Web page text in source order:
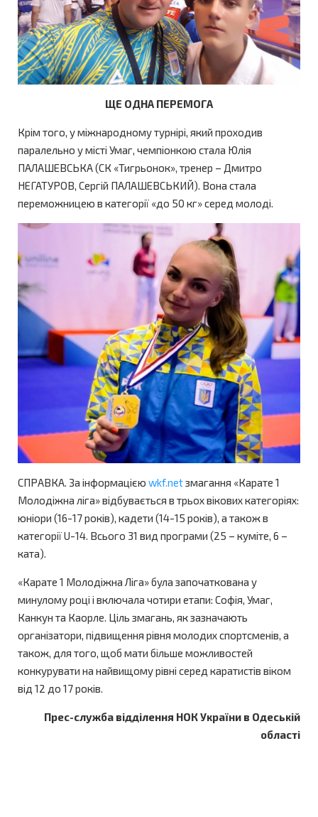
ЩЕ ОДНА ПЕРЕМОГА
Крім того, у міжнародному турнірі, який проходив
паралельно у місті Умаг, чемпіонкою стала Юлія
ПАЛАШЕВСЬКА (СК «Тигрьонок», тренер – Дмитро
НЕГАТУРОВ, Сергій ПАЛАШЕВСЬКИЙ). Вона стала
переможницею в категорії «до 50 кг» серед молоді.
СПРАВКА. За інформацією wkf.netзмагання «Карате 1
Молодіжна ліга» відбувається в трьох вікових категоріях:
юніори (16-17 років), кадети (14-15 років), а також в
категорії U-14. Всього 31 вид програми (25 – куміте, 6 –
ката).
«Карате 1 Молодіжна Ліга» була започаткована у
минулому році і включала чотири етапи: Софія, Умаг,
Канкун та Каорле. Ціль змагань, як зазначають
організатори, підвищення рівня молодих спортсменів, а
також, для того, щоб мати більше можливостей
конкурувати на найвищому рівні серед каратистів віком
від 12 до 17 років.
Прес-служба відділення НОК України в Одеській
області